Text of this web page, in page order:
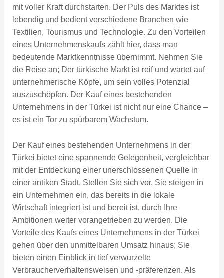
mit voller Kraft durchstarten. Der Puls des Marktes ist
lebendig und bedient verschiedene Branchen wie
Textilien, Tourismus und Technologie. Zu den Vorteilen
eines Unternehmenskaufs zählt hier, dass man
bedeutende Marktkenntnisse übernimmt. Nehmen Sie
die Reise an; Der türkische Markt ist reif und wartet auf
unternehmerische Köpfe, um sein volles Potenzial
auszuschöpfen. Der Kauf eines bestehenden
Unternehmens in der Türkei ist nicht nur eine Chance –
es ist ein Tor zu spürbarem Wachstum.
Der Kauf eines bestehenden Unternehmens in der
Türkei bietet eine spannende Gelegenheit, vergleichbar
mit der Entdeckung einer unerschlossenen Quelle in
einer antiken Stadt. Stellen Sie sich vor, Sie steigen in
ein Unternehmen ein, das bereits in die lokale
Wirtschaft integriert ist und bereit ist, durch Ihre
Ambitionen weiter vorangetrieben zu werden. Die
Vorteile des Kaufs eines Unternehmens in der Türkei
gehen über den unmittelbaren Umsatz hinaus; Sie
bieten einen Einblick in tief verwurzelte
Verbraucherverhaltensweisen und -präferenzen. Als